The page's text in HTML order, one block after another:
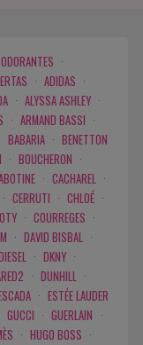
·
· ADIDAS ·
· ALYSSA ASHLEY ·
· ARMAND BASSI ·
BABARIA · BENETTON
· BOUCHERON ·
· CACHAREL ·
· CERRUTI · CHLOÉ ·
· COURREGES ·
· DAVID BISBAL ·
· DKNY ·
· DUNHILL ·
· ESTÉE LAUDER
GUCCI · GUERLAIN ·
· HUGO BOSS ·